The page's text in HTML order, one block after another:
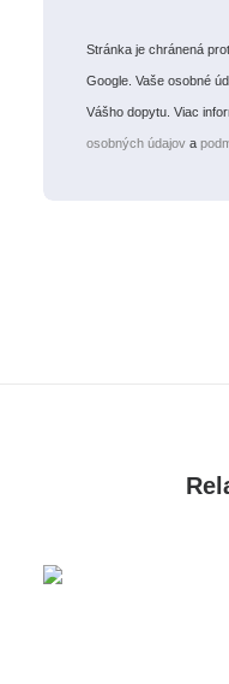
Stránka je chránená
Google. Vaše osobné
Vášho dopytu. Viac
osobných údajov a